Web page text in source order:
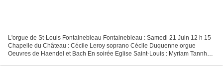
L'orgue de St-Louis Fontainebleau Fontainebleau : Samedi 21 Juin 12 h 15
Chapelle du Château : Cécile Leroy soprano Cécile Duquenne orgue
Oeuvres de Haendel et Bach En soirée Eglise Saint-Louis : Myriam Tannhof